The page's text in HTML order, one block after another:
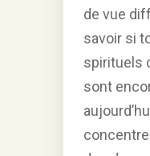
de vue
savoir si
spirituels
sont